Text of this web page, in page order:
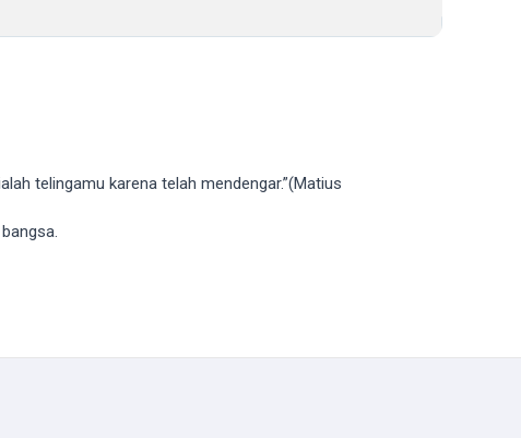
telingamu karena telah mendengar.”(Matius